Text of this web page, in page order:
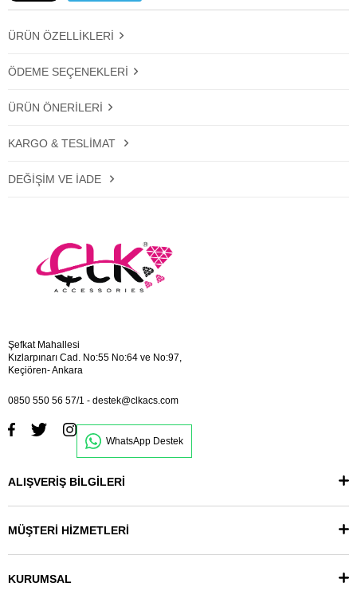
ÜRÜN ÖZELLIKLERI
ÖDEME SEÇENEKLERI
ÜRÜN ÖNERILERI
KARGO & TESLIMAT
DEĞIŞIM VE İADE
Şefkat Mahallesi
Kızlarpınarı Cad. No:55 No:64 ve No:97,
Keçiören- Ankara
0850 550 56 57/1 - destek@clkacs.com
WhatsApp Destek
ALIŞVERİŞ BİLGİLERİ
MÜŞTERİ HİZMETLERİ
KURUMSAL